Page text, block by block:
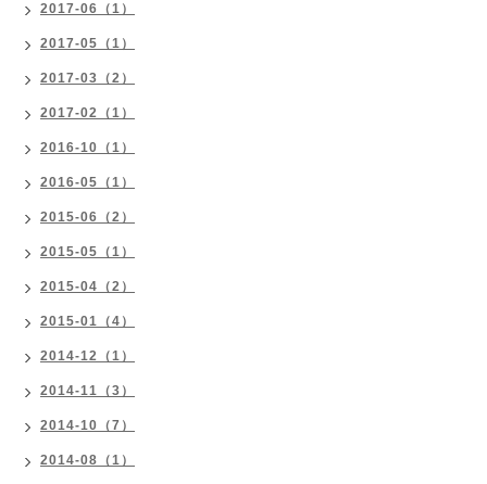
2017-06（1）
2017-05（1）
2017-03（2）
2017-02（1）
2016-10（1）
2016-05（1）
2015-06（2）
2015-05（1）
2015-04（2）
2015-01（4）
2014-12（1）
2014-11（3）
2014-10（7）
2014-08（1）